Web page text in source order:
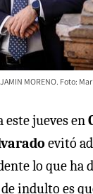
MORENO. Foto:
este jueves en
evitó
lo que ha
indulto es